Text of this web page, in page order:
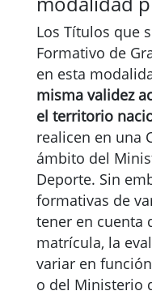
Los Títulos que
Formativo de
en esta
misma validez
el territorio
realicen en una
ámbito del
Deporte. Sin
formativas de
tener en cuenta
matrícula, la
variar en
o del Ministerio